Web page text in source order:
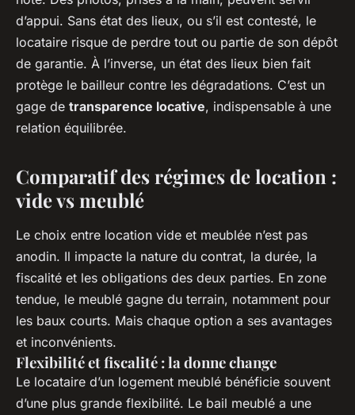
d’appui. Sans état des lieux, ou s’il est contesté, le
locataire risque de perdre tout ou partie de son dépôt
de garantie. À l’inverse, un état des lieux bien fait
protège le bailleur contre les dégradations. C’est un
gage de transparence locative, indispensable à une
relation équilibrée.
Comparatif des régimes de location :
vide vs meublé
Le choix entre location vide et meublée n’est pas
anodin. Il impacte la nature du contrat, la durée, la
fiscalité et les obligations des deux parties. En zone
tendue, le meublé gagne du terrain, notamment pour
les baux courts. Mais chaque option a ses avantages
et inconvénients.
Flexibilité et fiscalité : la donne change
Le locataire d’un logement meublé bénéficie souvent
d’une plus grande flexibilité. Le bail meublé a une